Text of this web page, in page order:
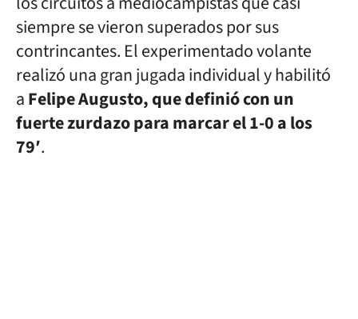
siempre se vieron superados por sus
contrincantes. El experimentado volante
realizó una gran jugada individual y habilitó
aFelipe Augusto, que definió con un
fuerte zurdazo para marcar el 1-0 a los
79′.